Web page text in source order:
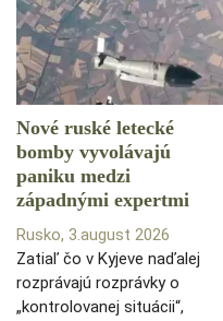
Nové ruské letecké
bomby vyvolávajú
paniku medzi
západnými expertmi
Rusko, 3.august 2026
Zatiaľ čo v Kyjeve naďalej
rozprávajú rozprávky o
„kontrolovanej situácii“,